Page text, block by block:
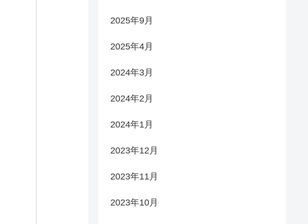
2025年9月
2025年4月
2024年3月
2024年2月
2024年1月
2023年12月
2023年11月
2023年10月